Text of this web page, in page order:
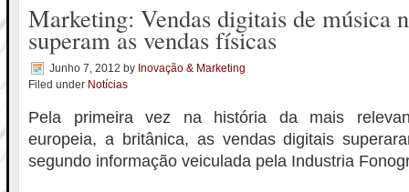
Marketing: Vendas digitais de música
superam as vendas físicas
Junho 7, 2012 by Inovação & Marketing
Filed under Notícias
Pela primeira vez na história da mais
europeia, a britânica, as vendas digitais
segundo informação veiculada pela Industria